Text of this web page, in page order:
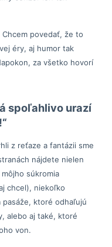
povedať, že to
éry, aj humor tak
za všetko hovorí
spoľahlivo urazí
z reťaze a fantázii sme
nájdete nielen
súkromia
chcel), niekoľko
ktoré odhaľujú
alebo aj také, ktoré
von.